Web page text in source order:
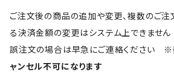
ご注文後の商品の追加や変更、複数のご注
る決済金額の変更はシステム上できません
誤注文の場合は早急にご連絡ください ※
ャンセル不可になります